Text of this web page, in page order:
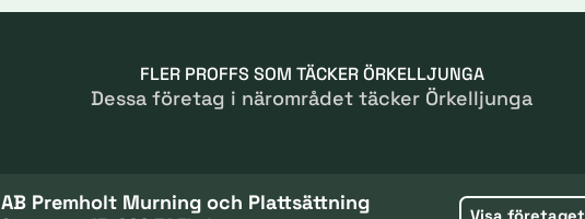
FLER PROFFS SOM TÄCKER ÖRKELLJUNGA
Dessa företag i närområdet täcker Örkelljunga
AB Premholt Murning och Plattsättning